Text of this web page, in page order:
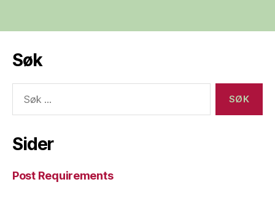
Søk
etter:
Sider
Post Requirements